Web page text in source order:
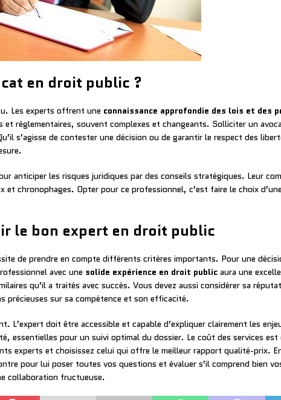
en droit public ?
Les experts offrent une connaissance approfondie des lois et des
réglementaires, souvent complexes et changeants. Solliciter un
s’agisse de contester une décision ou de garantir le respect des
anticiper les risques juridiques par des conseils stratégiques. Leur
chronophages. Opter pour ce professionnel, c’est faire le choix
le bon expert en droit public
de prendre en compte différents critères importants. Pour une
avec une solide expérience en droit public aura une
qu’il a traités avec succès. Vous devez aussi considérer sa
sur sa compétence et son efficacité.
L’expert doit être accessible et capable d’expliquer clairement les
essentielles pour un suivi optimal du dossier. Le coût des services
experts et choisissez celui qui offre le meilleur rapport qualité-prix.
pour lui poser toutes vos questions et évaluer s’il comprend bien
collaboration fructueuse.